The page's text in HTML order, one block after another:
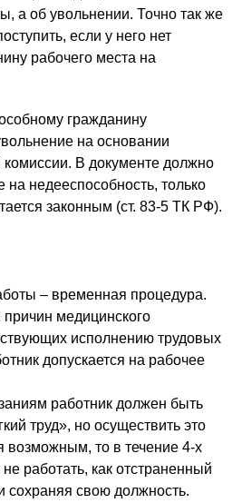
а об увольнении. Точно так же
если у него нет
рабочего места на
гражданину
на основании
комиссии. В документе должно
на недееспособность, только
законным (ст. 83-5 ТК РФ).
– временная процедура.
медицинского
исполнению трудовых
допускается на рабочее
работник должен быть
труд», но осуществить это
возможным, то в течение 4-х
работать, как отстраненный
сохраняя свою должность.